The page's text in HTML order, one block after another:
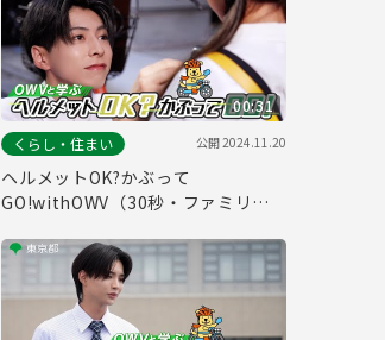
00:31
くらし・住まい
公開2024.11.20
ヘルメットOK?かぶって
GO!withOWV（30秒・ファミリー
#６